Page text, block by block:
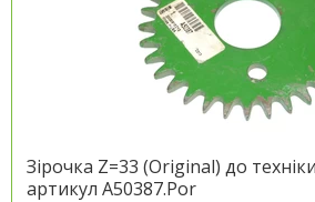
Зірочка Z=33 (Original) до
артикул A50387.Por